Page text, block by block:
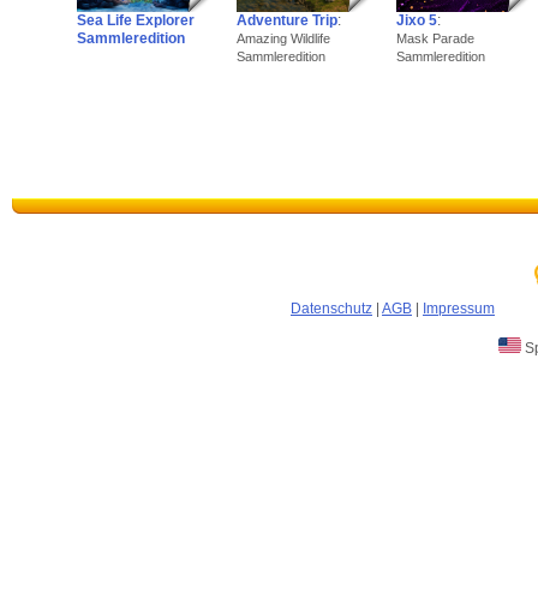
Sea Life Explorer
Sammleredition
Adventure Trip:
Amazing Wildlife
Sammleredition
Jixo 5:
Mask Parade
Sammleredition
Datenschutz AGB Impressum